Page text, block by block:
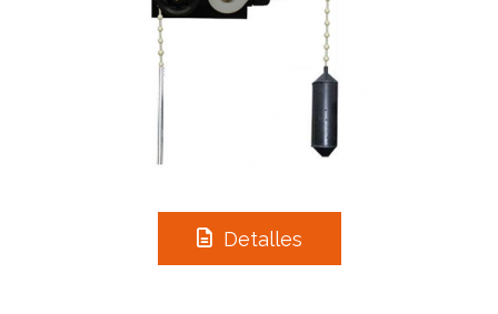
Detalles